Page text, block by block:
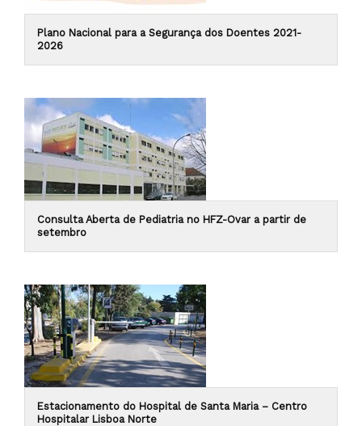
Plano Nacional para a Segurança dos Doentes 2021-
2026
Consulta Aberta de Pediatria no HFZ-Ovar a partir de
setembro
Estacionamento do Hospital de Santa Maria – Centro
Hospitalar Lisboa Norte